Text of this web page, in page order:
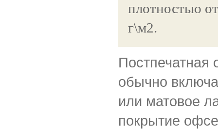
плотностью
г\м2.
Постпечатная
обычно
или матовое
покрытие